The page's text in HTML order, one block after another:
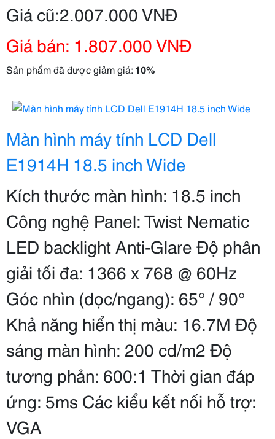
Giá cũ:2.007.000 VNĐ
Giá bán: 1.807.000 VNĐ
Sản phẩm đã được giảm giá: 10%
Màn hình máy tính LCD Dell
E1914H 18.5 inch Wide
Kích thước màn hình: 18.5 inch
Công nghệ Panel: Twist Nematic
LED backlight Anti-Glare Độ phân
giải tối đa: 1366 x 768 @ 60Hz
Góc nhìn (dọc/ngang): 65° / 90°
Khả năng hiển thị màu: 16.7M Độ
sáng màn hình: 200 cd/m2 Độ
tương phản: 600:1 Thời gian đáp
ứng: 5ms Các kiểu kết nối hỗ trợ:
VGA